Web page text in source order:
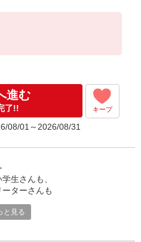
進む
了!! キープ
08/01～2026/08/31
生さんも、
ターさんも
と見る